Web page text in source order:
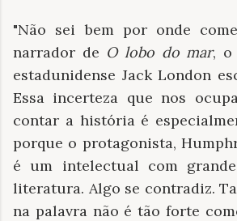
"Não sei bem por onde
narrador de O lobo do mar, o
estadunidense Jack London
Essa incerteza que nos
contar a história é
porque o protagonista,
é um intelectual com
literatura. Algo se contradiz.
na palavra não é tão forte